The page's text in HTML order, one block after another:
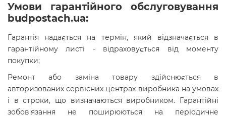
Умови гарантійного обслуговування
budpostach.ua:
Гарантія надається на термін, який відзначається в
гарантійному листі - відраховується від моменту
покупки;
Ремонт або заміна товару здійснюється в
авторизованих сервісних центрах виробника на умовах
і в строки, що визначаються виробником. Гарантійні
зобов'язання не поширюються на періодичне